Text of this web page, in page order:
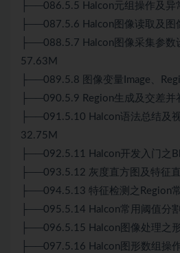
├──086.5.5 Halcon元组操作及异
├──087.5.6 Halcon图像读取及图
├──088.5.7 Halcon图像采集参数
57.63M
├──089.5.8 图像变量Image、
├──090.5.9 Region生成及交差并
├──091.5.10 Halcon语法总结及
32.75M
├──092.5.11 Halcon开发入门之
├──093.5.12 灰度直方图及特征
├──094.5.13 特征检测之Region
├──095.5.14 Halcon常用阈值分
├──096.5.15 Halcon图像处理之
├──097.5.16 Halcon图形数组操